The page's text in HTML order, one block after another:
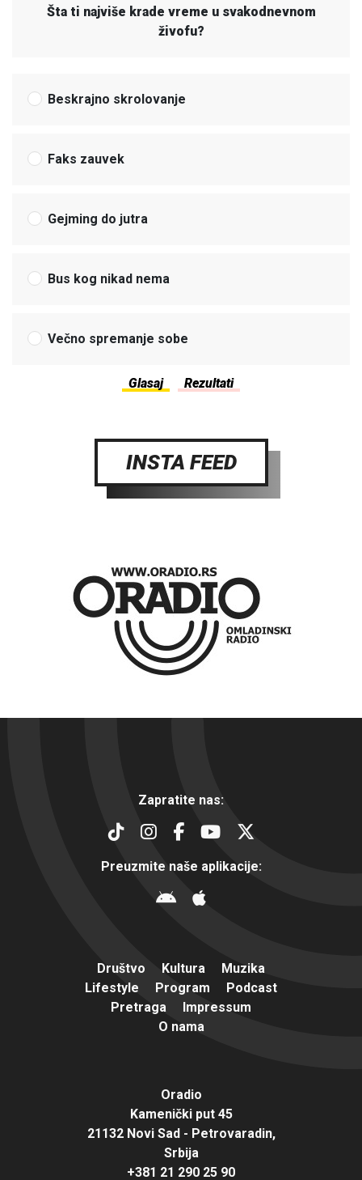
Šta ti najviše krade vreme u svakodnevnom
živofu?
Beskrajno skrolovanje
Faks zauvek
Gejming do jutra
Bus kog nikad nema
Večno spremanje sobe
INSTA FEED
Zapratite nas:
Preuzmite naše aplikacije:
Društvo Kultura
Muzika
Lifestyle
Program
Podcast
Pretraga
Impressum
O nama
Oradio
Kamenički put 45
21132 Novi Sad - Petrovaradin,
Srbija
+381 21 290 25 90